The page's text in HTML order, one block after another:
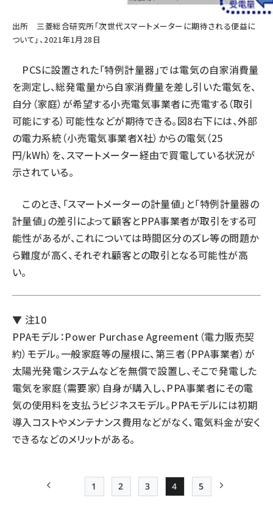
出所三菱総合研究所「次世代スマートメーターに期待される便益に
ついて」、2021年1月28日
PCSに設置された「特例計量器」では電気の自家消費量
を測定し、総発電量から自家消費量を差し引いた電気を、
自分（家庭）が希望する小売電気事業者に売電する（取引
可能にする）可能性などが期待できる。図8右下には、外部
の電力系統（小売電気事業者X社）からの電気（25
円/kWh）を、スマートメーター経由で買電している状況が
示されている。
このとき、「スマートメーターの計量値」と「特例計量器の
計量値」の差引によって顧客とPPA事業者が取引をする可
能性があるが、これについては時間区分のズレ等の問題か
ら難度が高く、それぞれ顧客との取引となる可能性が高
い。
▼ 注10
PPAモデル：Power Purchase Agreement（電力販売契
約）モデル。一般家庭等の屋根に、第三者（PPA事業者）が
太陽光発電システムなどを無償で設置し、そこで発電した
電気を家庭（需要家）自身が購入し、PPA事業者にその電
気の使用料を支払うビジネスモデル。PPAモデルには初期
導入コストやメンテナンス費用などがなく、電気料金が安く
できるなどのメリットがある。
前ページ Page
1
Page
2
Page
3
Page
4
Page
5